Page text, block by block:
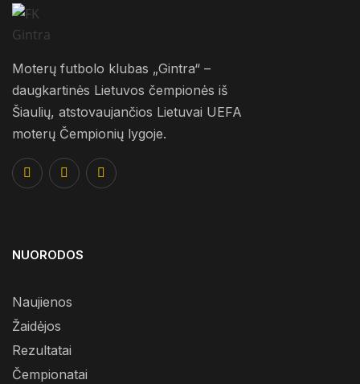
Moterų futbolo klubas „Gintra“ –
daugkartinės Lietuvos čempionės iš
Šiaulių, atstovaujančios Lietuvai UEFA
moterų Čempionių lygoje.
NUORODOS
Naujienos
Žaidėjos
Rezultatai
Čempionatai